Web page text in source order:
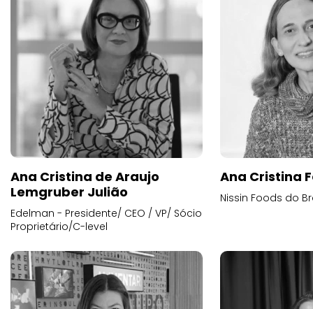
Ana Cristina de Araujo
Lemgruber Julião
Edelman - Presidente/ CEO / VP/ Sócio
Proprietário/C-level
Ana Cristina
Nissin Foods do